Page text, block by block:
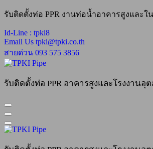
Skip
content
รับติดตั้งท่อ PPR งานท่อน้ำอาคารสูงและใ
Id-Line : tpki8
Email Us tpki@tpki.co.th
สายด่วน 093 575 3856
รับติดตั้งท่อ PPR อาคารสูงและโรงงานอุ